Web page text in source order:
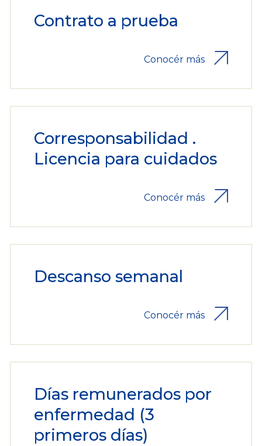
Contrato a prueba
Conocér más
Corresponsabilidad .
Licencia para cuidados
Conocér más
Descanso semanal
Conocér más
Días remunerados por
enfermedad (3
primeros días)